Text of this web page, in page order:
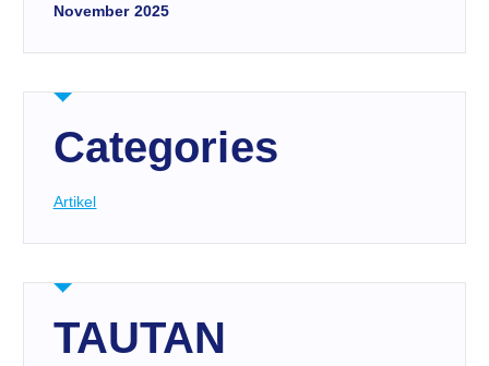
November 2025
Categories
Artikel
TAUTAN